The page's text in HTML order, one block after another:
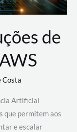
de
Costa
Artificial
que permitem aos
e escalar